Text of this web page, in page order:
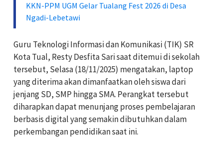
KKN-PPM UGM Gelar Tualang Fest 2026 di Desa
Ngadi-Lebetawi
Guru Teknologi Informasi dan Komunikasi (TIK) SR
Kota Tual, Resty Desfita Sari saat ditemui di sekolah
tersebut, Selasa (18/11/2025) mengatakan, laptop
yang diterima akan dimanfaatkan oleh siswa dari
jenjang SD, SMP hingga SMA. Perangkat tersebut
diharapkan dapat menunjang proses pembelajaran
berbasis digital yang semakin dibutuhkan dalam
perkembangan pendidikan saat ini.